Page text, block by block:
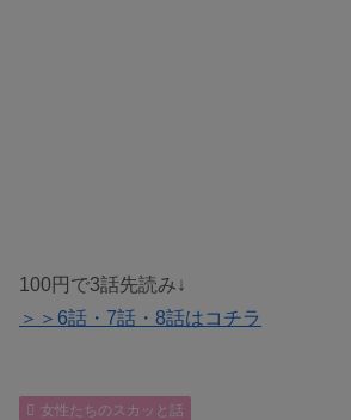
100円で3話先読み↓
＞＞6話・7話・8話はコチラ
女性たちのスカッと話